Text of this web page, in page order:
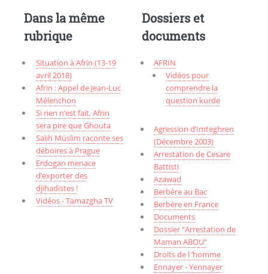
Dans la même
rubrique
Situation à Afrin (13-19
avril 2018)
Afrin : Appel de Jean-Luc
Mélenchon
Si rien n’est fait, Afrin
sera pire que Ghouta
Salih Müslim raconte ses
déboires à Prague
Erdogan menace
d’exporter des
djihadistes !
Vidéos - Tamazgha TV
Dossiers et
documents
AFRIN
Vidéos pour
comprendre la
question kurde
Agression d’Imteghren
(Décembre 2003)
Arrestation de Cesare
Battisti
Azawad
Berbère au Bac
Berbère en France
Documents
Dossier "Arrestation de
Maman ABOU"
Droits de l ’homme
Ennayer - Yennayer